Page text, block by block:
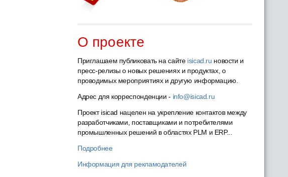
О проекте
Приглашаем публиковать на сайте isicad.ru новости и
пресс-релизы о новых решениях и продуктах, о
проводимых мероприятиях и другую информацию.
Адрес для корреспонденции - info@isicad.ru
Проект isicad нацелен на укрепление контактов между
разработчиками, поставщиками и потребителями
промышленных решений в областях PLM и ERP...
Подробнее
Информация для рекламодателей